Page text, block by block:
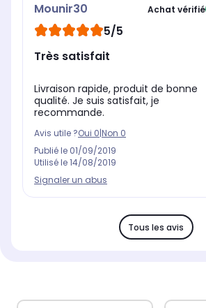
Mounir30 Achat vérifié
5/5
Très satisfait
Livraison rapide, produit de bonne
qualité. Je suis satisfait, je
recommande.
Avis utile ?Oui 0 Non 0
Publié le 01/09/2019
Utilisé le14/08/2019
Signaler un abus
Tous les avis